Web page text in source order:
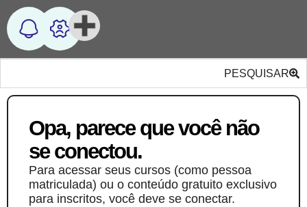
PESQUISAR
Opa, parece que você não
se conectou.
Para acessar seus cursos (como pessoa
matriculada) ou o conteúdo gratuito exclusivo
para inscritos, você deve se conectar.